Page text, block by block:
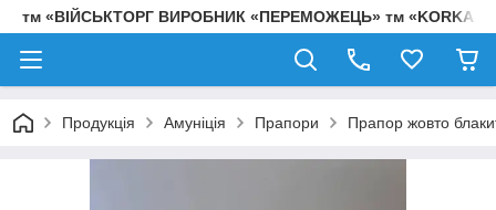
тм «ВІЙСЬКТОРГ ВИРОБНИК «ПЕРЕМОЖЕЦЬ» тм «KORKA»
Продукція Амуніція Прапори Прапор жовто